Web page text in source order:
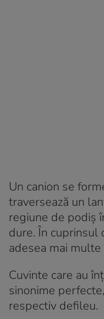
Un canion se
traversează un
regiune de podiș
dure. În
adesea mai
Cuvinte care au
sinonime
respectiv defileu.